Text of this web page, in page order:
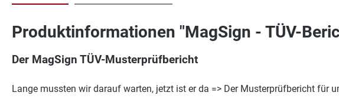
Produktinformationen "MagSign - TÜV-
Der MagSign TÜV-Musterprüfbericht
Lange mussten wir darauf warten, jetzt ist er da => Der Musterprüfbericht für